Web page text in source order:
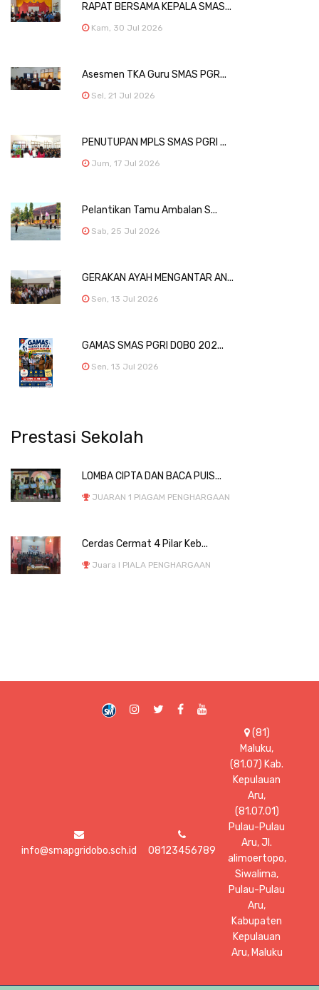
RAPAT BERSAMA KEPALA SMAS...
Kam, 30 Jul 2026
Asesmen TKA Guru SMAS PGR...
Sel, 21 Jul 2026
PENUTUPAN MPLS SMAS PGRI ...
Jum, 17 Jul 2026
Pelantikan Tamu Ambalan S...
Sab, 25 Jul 2026
GERAKAN AYAH MENGANTAR AN...
Sen, 13 Jul 2026
GAMAS SMAS PGRI DOBO 202...
Sen, 13 Jul 2026
Prestasi Sekolah
LOMBA CIPTA DAN BACA PUIS...
JUARAN 1 PIAGAM PENGHARGAAN
Cerdas Cermat 4 Pilar Keb...
Juara I PIALA PENGHARGAAN
info@smapgridobo.sch.id 08123456789
(81)
Maluku,
(81.07) Kab.
Kepulauan
Aru,
(81.07.01)
Pulau-Pulau
Aru, Jl.
alimoertopo,
Siwalima,
Pulau-Pulau
Aru,
Kabupaten
Kepulauan
Aru, Maluku